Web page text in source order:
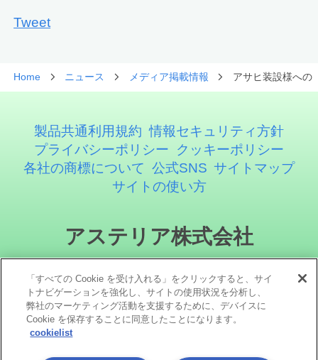
Tweet
Home ニュース メディア掲載情報 アサヒ装設様への
製品共通利用規約 情報セキュリティ方針
プライバシーポリシー
クッキーポリシー
各社の商標について 公式SNS サイトマップ
サイトの使い方
アステリア株式会社
「すべての Cookie を受け入れる」をクリックすると、サイ
トナビゲーションを強化し、サイトの使用状況を分析し、
弊社のマーケティング活動を支援するために、デバイスに
Cookie を保存することに同意したことになります。
cookielist